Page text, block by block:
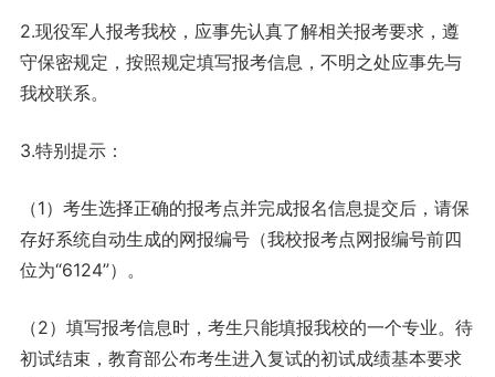
2.现役军人报考我校，应事先认真了解相关报考要求，遵
守保密规定，按照规定填写报考信息，不明之处应事先与
我校联系。
3.特别提示：
（1）考生选择正确的报考点并完成报名信息提交后，请保
存好系统自动生成的网报编号（我校报考点网报编号前四
位为“6124”）。
（2）填写报考信息时，考生只能填报我校的一个专业。待
初试结束，教育部公布考生进入复试的初试成绩基本要求